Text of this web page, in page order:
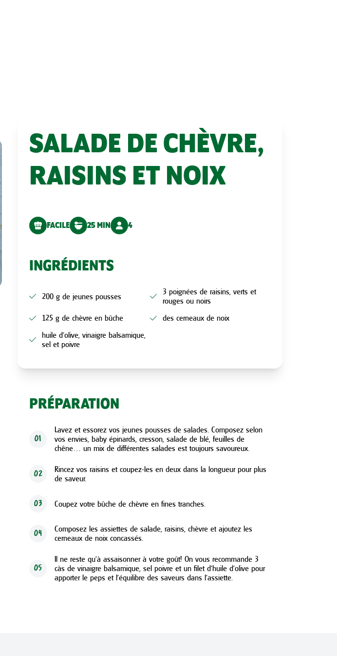
SALADE DE CHÈVRE,
RAISINS ET NOIX
FACILE 25 MIN 4
INGRÉDIENTS
200 g de jeunes pousses
3 poignées de raisins, verts et
rouges ou noirs
125 g de chèvre en bûche
des cerneaux de noix
huile d’olive, vinaigre balsamique,
sel et poivre
PRÉPARATION
01
Lavez et essorez vos jeunes pousses de salades. Composez selon
vos envies, baby épinards, cresson, salade de blé, feuilles de
chêne… un mix de différentes salades est toujours savoureux.
02
Rincez vos raisins et coupez-les en deux dans la longueur pour plus
de saveur.
03 Coupez votre bûche de chèvre en fines tranches.
04
Composez les assiettes de salade, raisins, chèvre et ajoutez les
cerneaux de noix concassés.
05
Il ne reste qu’à assaisonner à votre goût! On vous recommande 3
càs de vinaigre balsamique, sel poivre et un filet d’huile d’olive pour
apporter le peps et l’équilibre des saveurs dans l’assiette.